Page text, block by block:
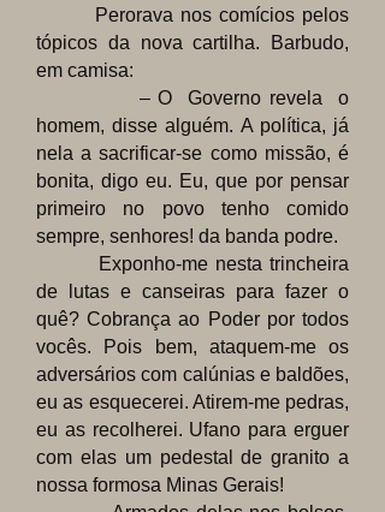
Perorava nos comícios pelos
tópicos da nova cartilha. Barbudo,
em camisa:
– O Governo revela o
homem, disse alguém. A política, já
nela a sacrificar-se como missão, é
bonita, digo eu. Eu, que por pensar
primeiro no povo tenho comido
sempre, senhores! da banda podre.
Exponho-me nesta trincheira
de lutas e canseiras para fazer o
quê? Cobrança ao Poder por todos
vocês. Pois bem, ataquem-me os
adversários com calúnias e baldões,
eu as esquecerei. Atirem-me pedras,
eu as recolherei. Ufano para erguer
com elas um pedestal de granito a
nossa formosa Minas Gerais!